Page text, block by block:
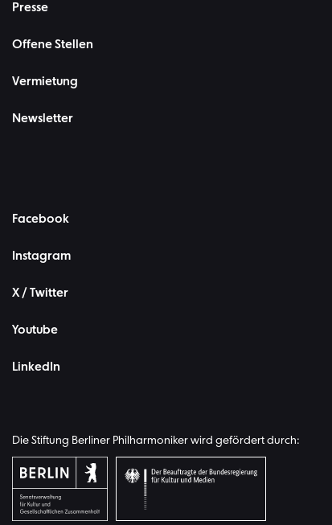
Presse
Offene Stellen
Vermietung
Newsletter
Facebook
Instagram
X / Twitter
Youtube
LinkedIn
Die Stiftung Berliner Philharmoniker wird gefördert durch: